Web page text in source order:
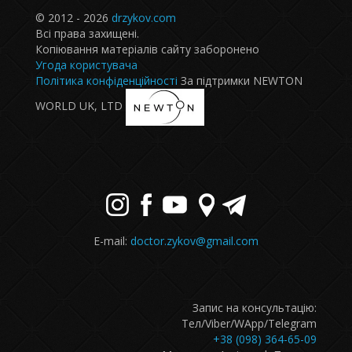
© 2012 - 2026 drzykov.com
Всі права захищені.
Копіювання матеріалів сайту заборонено
Угода користувача
Політика конфіденційності За підтримки NEWTON
WORLD UK, LTD
E-mail: doctor.zykov@gmail.com
Запис на консультацію:
Тел/Viber/WApp/Telegram
+38 (098) 364-65-09